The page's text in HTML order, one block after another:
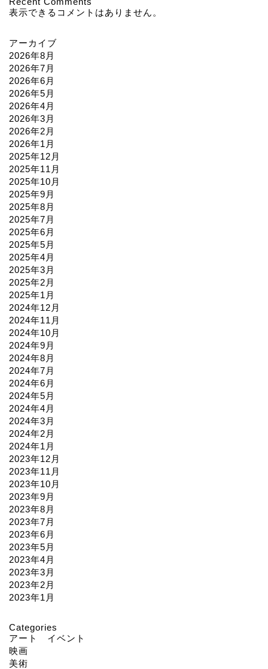
表示できるコメントはありません。
アーカイブ
2026年8月
2026年7月
2026年6月
2026年5月
2026年4月
2026年3月
2026年2月
2026年1月
2025年12月
2025年11月
2025年10月
2025年9月
2025年8月
2025年7月
2025年6月
2025年5月
2025年4月
2025年3月
2025年2月
2025年1月
2024年12月
2024年11月
2024年10月
2024年9月
2024年8月
2024年7月
2024年6月
2024年5月
2024年4月
2024年3月
2024年2月
2024年1月
2023年12月
2023年11月
2023年10月
2023年9月
2023年8月
2023年7月
2023年6月
2023年5月
2023年4月
2023年3月
2023年2月
2023年1月
Categories
アート イベント
映画
美術